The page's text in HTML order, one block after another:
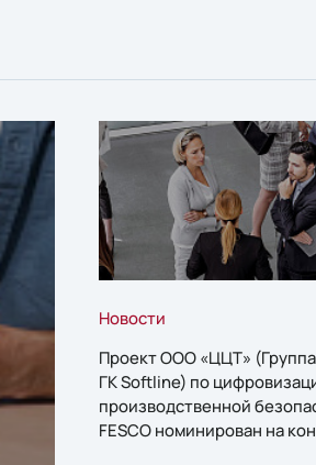
Новости
Проект ООО «ЦЦТ»
ГК Softline) по
производственной
FESCO номинирован на